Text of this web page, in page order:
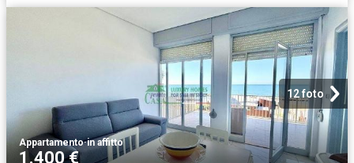
12 foto
Appartamento·in affitto
1.400 €